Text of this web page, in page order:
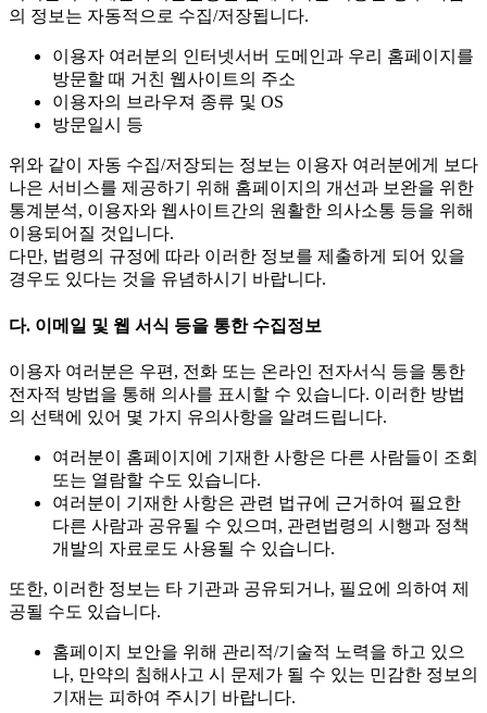
의 정보는 자동적으로 수집/저장됩니다.
이용자 여러분의 인터넷서버 도메인과 우리 홈페이지를
방문할 때 거친 웹사이트의 주소
이용자의 브라우져 종류 및 OS
방문일시 등
위와 같이 자동 수집/저장되는 정보는 이용자 여러분에게 보다
나은 서비스를 제공하기 위해 홈페이지의 개선과 보완을 위한
통계분석, 이용자와 웹사이트간의 원활한 의사소통 등을 위해
이용되어질 것입니다.
다만, 법령의 규정에 따라 이러한 정보를 제출하게 되어 있을
경우도 있다는 것을 유념하시기 바랍니다.
다. 이메일 및 웹 서식 등을 통한 수집정보
이용자 여러분은 우편, 전화 또는 온라인 전자서식 등을 통한
전자적 방법을 통해 의사를 표시할 수 있습니다. 이러한 방법
의 선택에 있어 몇 가지 유의사항을 알려드립니다.
여러분이 홈페이지에 기재한 사항은 다른 사람들이 조회
또는 열람할 수도 있습니다.
여러분이 기재한 사항은 관련 법규에 근거하여 필요한
다른 사람과 공유될 수 있으며, 관련법령의 시행과 정책
개발의 자료로도 사용될 수 있습니다.
또한, 이러한 정보는 타 기관과 공유되거나, 필요에 의하여 제
공될 수도 있습니다.
홈페이지 보안을 위해 관리적/기술적 노력을 하고 있으
나, 만약의 침해사고 시 문제가 될 수 있는 민감한 정보의
기재는 피하여 주시기 바랍니다.